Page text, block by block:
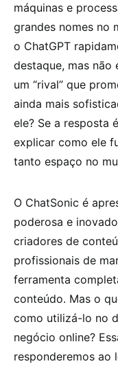
máquinas e
grandes nomes no
o ChatGPT
destaque, mas não
um “rival” que
ainda mais
ele? Se a resposta
explicar como ele
tanto espaço no
O ChatSonic é
poderosa e
criadores de
profissionais de
ferramenta
conteúdo. Mas o
como utilizá-lo no
negócio online?
responderemos ao